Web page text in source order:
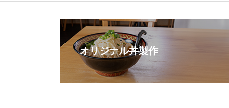
オリジナル丼製作